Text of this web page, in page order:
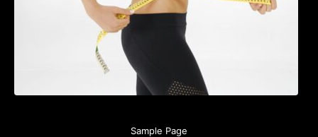
Sample Page